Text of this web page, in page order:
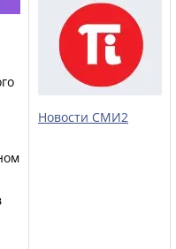
Новости СМИ2